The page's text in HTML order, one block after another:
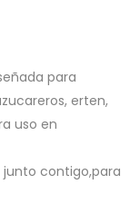
para
erten,
uso en
contigo,para